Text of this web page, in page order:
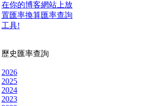
在你的博客網站上放
置匯率換算匯率查詢
工具!
歷史匯率查詢
2026
2025
2024
2023